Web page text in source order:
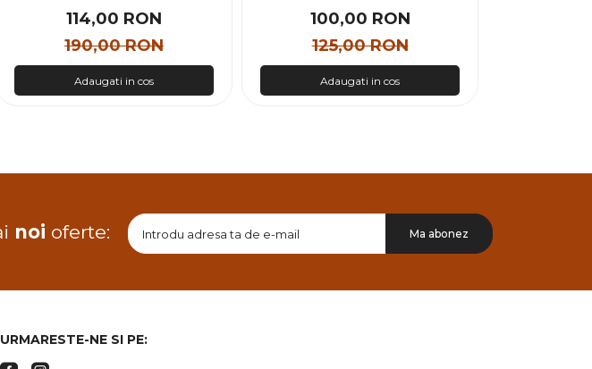
114,00 RON
190,00 RON
Adaugati in cos
100,00 RON
125,00 RON
Adaugati in cos
noi oferte:
sa
Ma abonez
URMARESTE-NE SI PE: